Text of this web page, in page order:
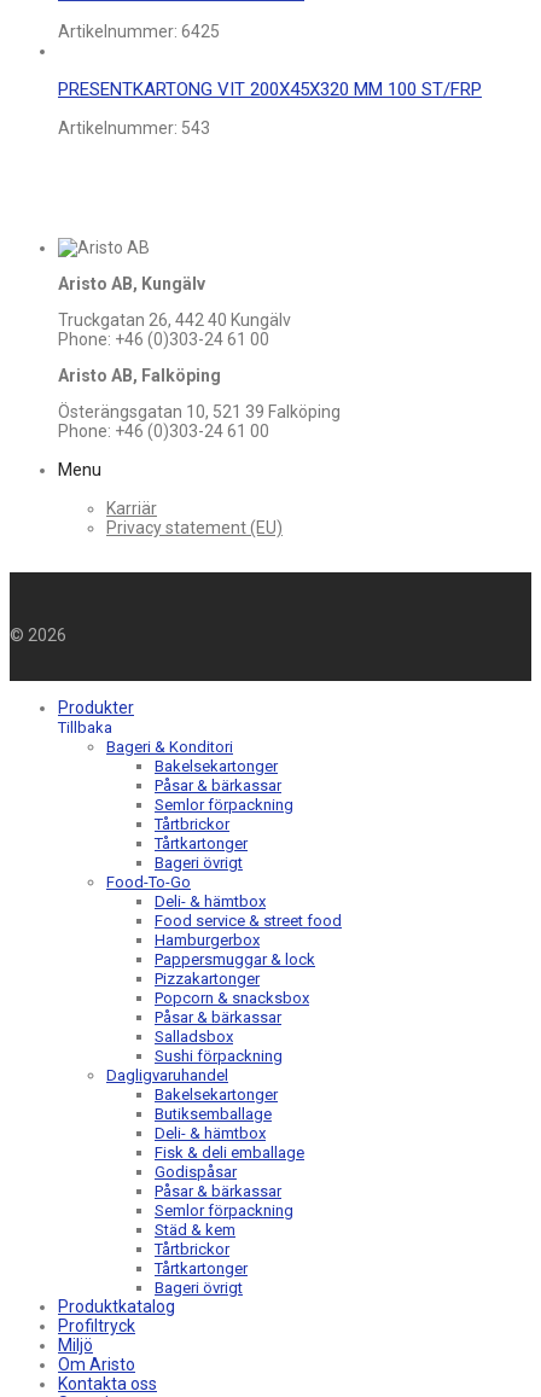
Artikelnummer: 6425
PRESENTKARTONG VIT 200X45X320 MM 100 ST/FRP
Artikelnummer: 543
Aristo AB, Kungälv
Truckgatan 26, 442 40 Kungälv
Phone: +46 (0)303-24 61 00
Aristo AB, Falköping
Österängsgatan 10, 521 39 Falköping
Phone: +46 (0)303-24 61 00
Menu
Karriär
Privacy statement (EU)
© 2026
Produkter
Tillbaka
Bageri & Konditori
Bakelsekartonger
Påsar & bärkassar
Semlor förpackning
Tårtbrickor
Tårtkartonger
Bageri övrigt
Food-To-Go
Deli- & hämtbox
Food service & street food
Hamburgerbox
Pappersmuggar & lock
Pizzakartonger
Popcorn & snacksbox
Påsar & bärkassar
Salladsbox
Sushi förpackning
Dagligvaruhandel
Bakelsekartonger
Butiksemballage
Deli- & hämtbox
Fisk & deli emballage
Godispåsar
Påsar & bärkassar
Semlor förpackning
Städ & kem
Tårtbrickor
Tårtkartonger
Bageri övrigt
Produktkatalog
Profiltryck
Miljö
Om Aristo
Kontakta oss